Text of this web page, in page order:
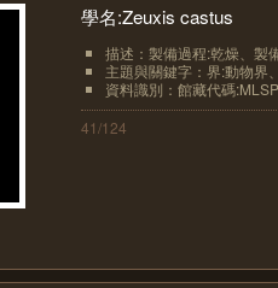
學名:Zeuxis castus
描述：製備過程:乾燥、製
主題與關鍵字：界:動物界
資料識別：館藏代碼
41/124